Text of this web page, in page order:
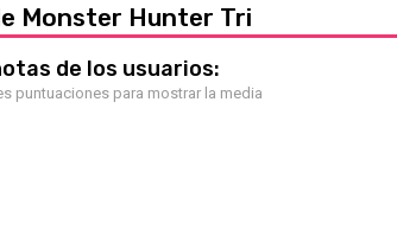
Monster Hunter Tri
de los usuarios:
puntuaciones para mostrar la media